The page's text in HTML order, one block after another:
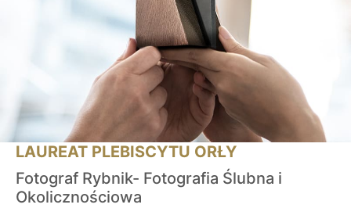
LAUREAT PLEBISCYTU ORŁY
Fotograf Rybnik- Fotografia Ślubna i
Okolicznościowa